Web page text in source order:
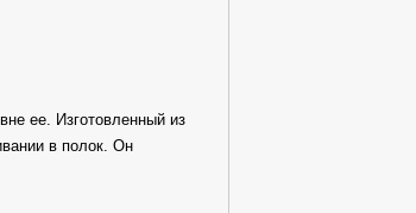
ее. Изготовленный из
в полок. Он